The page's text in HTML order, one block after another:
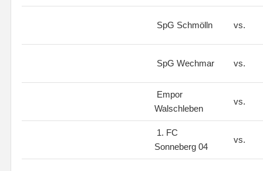
SpG Schmölln vs.
SpG Wechmar vs.
Empor
Walschleben
vs.
1. FC
Sonneberg 04
vs.